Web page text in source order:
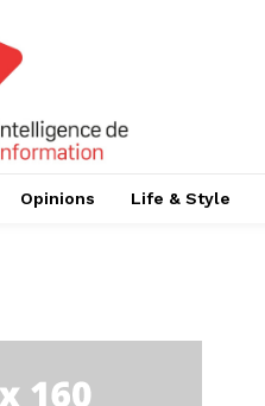
Opinions Life & Style